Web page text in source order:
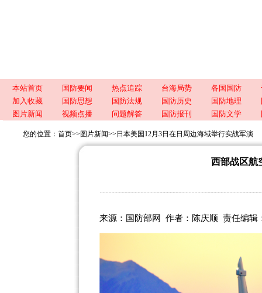
本站首页 国防要闻 热点追踪 台海局势 各国国防
加入收藏
国防思想 国防法规 国防历史 国防地理
图片新闻
视频点播 问题解答 国防报刊 国防文学
您的位置： 首页>> 图片新闻>> 日本美国12月3日在日周边海域举行实战军演
西部战区航
来源：国防部网 作者：陈庆顺 责任编辑